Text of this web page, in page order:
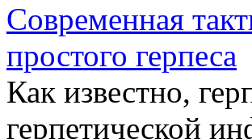
Современная
простого герпеса
Как известно,
герпетической